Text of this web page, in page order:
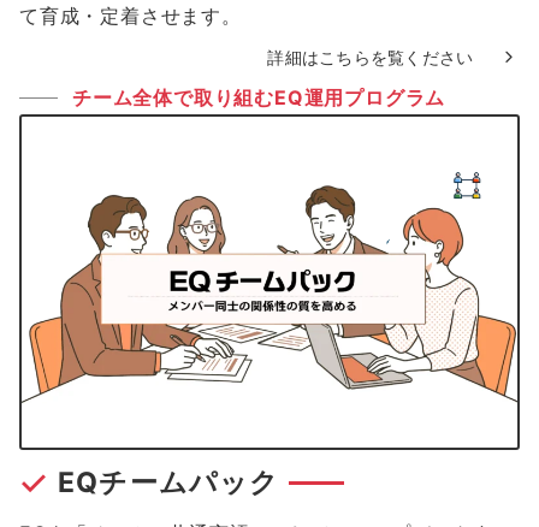
て育成・定着させます。
詳細はこちらを覧ください
チーム全体で取り組むEQ運用プログラム
EQチームパック